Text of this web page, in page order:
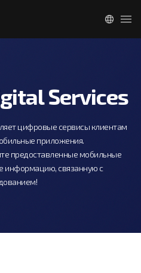
Services
цифровые сервисы клиентам
приложения.
предоставленные мобильные
информацию, связанную с